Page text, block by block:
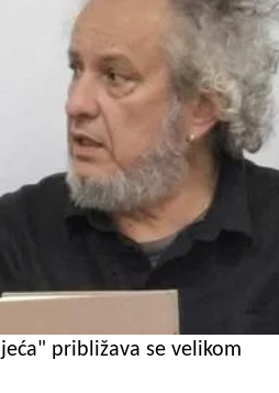
približava se velikom